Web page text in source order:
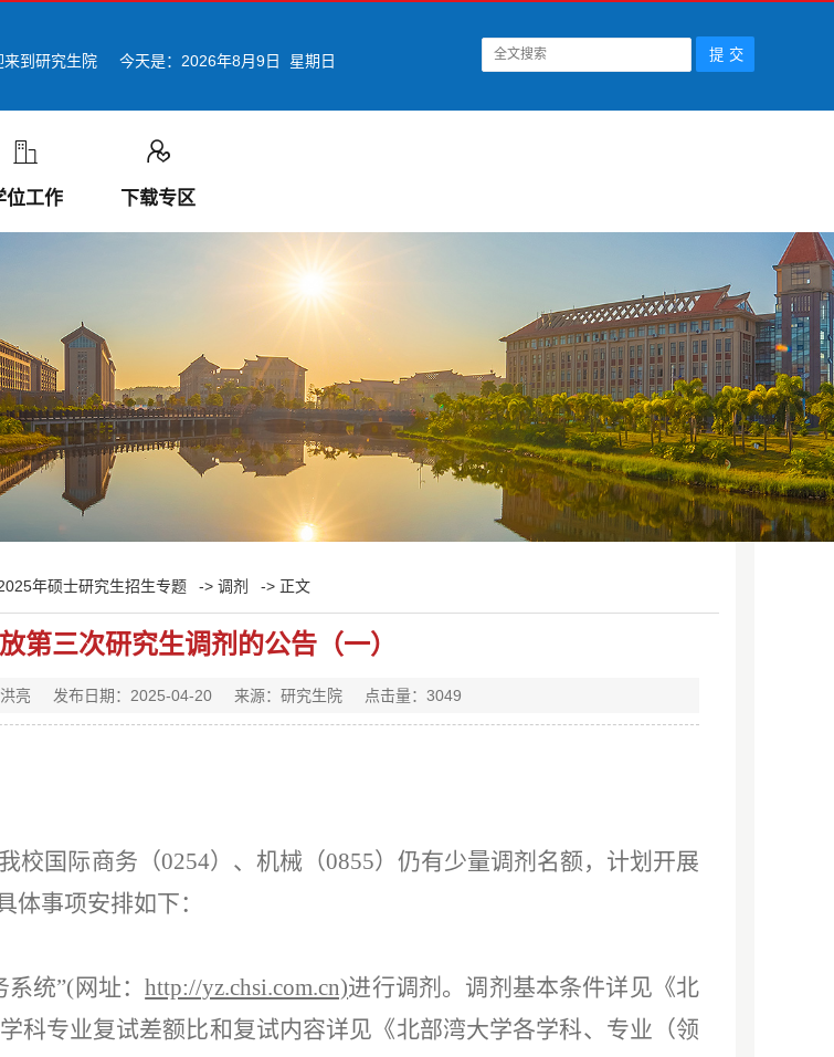
来到研究生院 今天是： 2026年8月9日 星期日
位工作 下载专区
年硕士研究生招生专题 -> 调剂 -> 正文
第三次研究生调剂的公告（一）
亮 发布日期：2025-04-20 来源：研究生院 点击量： 3049
校国际商务（0254）、机械（0855）仍有少量调剂名额，计划开展
事项安排如下：
系统”(网址：http://yz.chsi.com.cn)进行调剂 。 调剂基本条件详见《北
科专业复试差额比和复试内容详见《北部湾大学各学科、专业（领